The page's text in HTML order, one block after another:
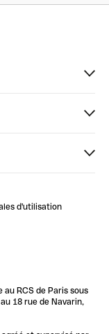
d'utilisation
RCS de Paris sous
18 rue de Navarin,